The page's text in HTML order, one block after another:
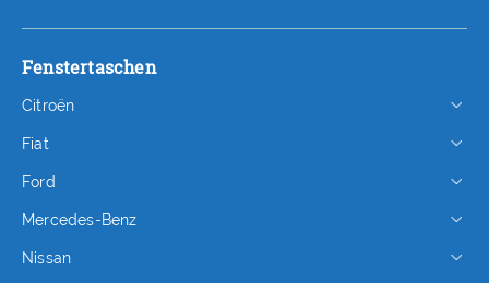
Fenstertaschen
Citroën
Fiat
Ford
Mercedes-Benz
Nissan